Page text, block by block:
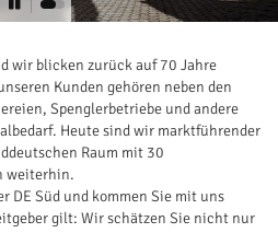
wir blicken zurück auf 70 Jahre
Kunden gehören neben den
Spenglerbetriebe und andere
Heute sind wir marktführender
Raum mit 30
weiterhin.
DE Süd und kommen Sie mit uns
gilt: Wir schätzen Sie nicht nur